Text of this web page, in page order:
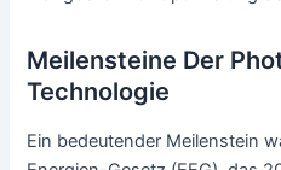
Meilensteine Der
Technologie
Ein bedeutender Meilenstein